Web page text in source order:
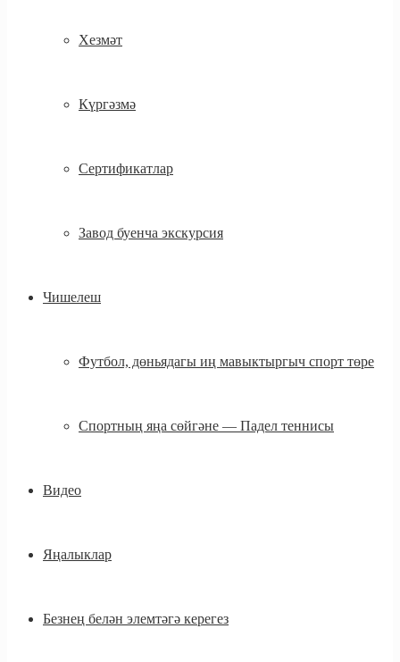
Хезмәт
Күргәзмә
Сертификатлар
Завод буенча экскурсия
Чишелеш
Футбол, дөньядагы иң мавыктыргыч спорт төре
Спортның яңа сөйгәне — Падел теннисы
Видео
Яңалыклар
Безнең белән элемтәгә керегез